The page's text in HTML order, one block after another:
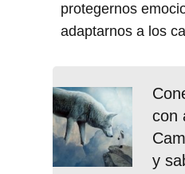
protegernos
adaptarnos a los
con
y